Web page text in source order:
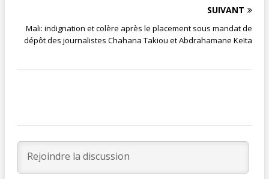
SUIVANT
Mali: indignation et colère après le placement sous mandat de
dépôt des journalistes Chahana Takiou et Abdrahamane Keïta